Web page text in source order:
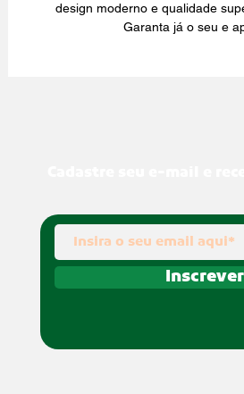
design moderno e qualidade
Garanta já o seu e